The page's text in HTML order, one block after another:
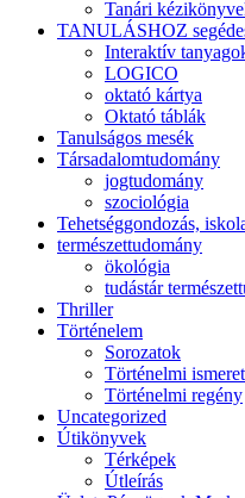
Tanári
TANULÁSHOZ
Interaktív
LOGICO
oktató kártya
Oktató táblák
Tanulságos mesék
Társadalomtudomány
jogtudomány
szociológia
Tehetséggondozás,
természettudomány
ökológia
tudástár
Thriller
Történelem
Sorozatok
Történelmi
Történelmi regény
Uncategorized
Útikönyvek
Térképek
Útleírás